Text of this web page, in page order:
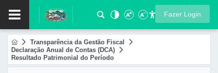
Fazer Login
Transparência da Gestão Fiscal
Declaração Anual de Contas (DCA)
Resultado Patrimonial do Período